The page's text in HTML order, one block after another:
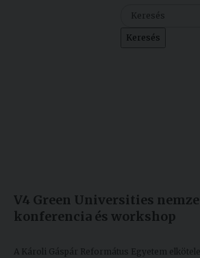
Keresés
V4 Green Universities
konferencia és workshop
A Károli Gáspár Református Egyetem